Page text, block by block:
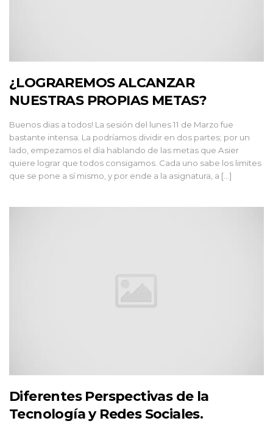
¿LOGRAREMOS ALCANZAR
NUESTRAS PROPIAS METAS?
Buenos dias a todos! La sesión del lunes 11 de Marzo fue
bastante intensa. La podríamos dividir en dos partes; por un
lado, empezamos el día hablando de las metas que Asier
quiere lograr que todos consigamos. Cada uno sabe los limites
que se pone a sí mismo, y por ende a la asignatura, a […]
Diferentes Perspectivas de la
Tecnología y Redes Sociales.